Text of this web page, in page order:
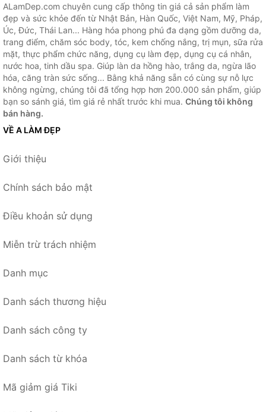
ALamDep.com chuyên cung cấp thông tin giá cả sản phẩm làm
đẹp và sức khỏe đến từ Nhật Bản, Hàn Quốc, Việt Nam, Mỹ, Pháp,
Úc, Đức, Thái Lan... Hàng hóa phong phú đa dạng gồm dưỡng da,
trang điểm, chăm sóc body, tóc, kem chống nắng, trị mụn, sữa rửa
mặt, thực phẩm chức năng, dụng cụ làm đẹp, dụng cụ cá nhân,
nước hoa, tinh dầu spa. Giúp làn da hồng hào, trắng da, ngừa lão
hóa, căng tràn sức sống... Bằng khả năng sẵn có cùng sự nỗ lực
không ngừng, chúng tôi đã tổng hợp hơn 200.000 sản phẩm, giúp
bạn so sánh giá, tìm giá rẻ nhất trước khi mua. Chúng tôi không
bán hàng.
VỀ A LÀM ĐẸP
Giới thiệu
Chính sách bảo mật
Điều khoản sử dụng
Miễn trừ trách nhiệm
Danh mục
Danh sách thương hiệu
Danh sách công ty
Danh sách từ khóa
Mã giảm giá Tiki